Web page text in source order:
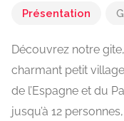
Présentation
Découvrez notre
charmant petit
de l’Espagne et du
jusqu’à 12 personnes,